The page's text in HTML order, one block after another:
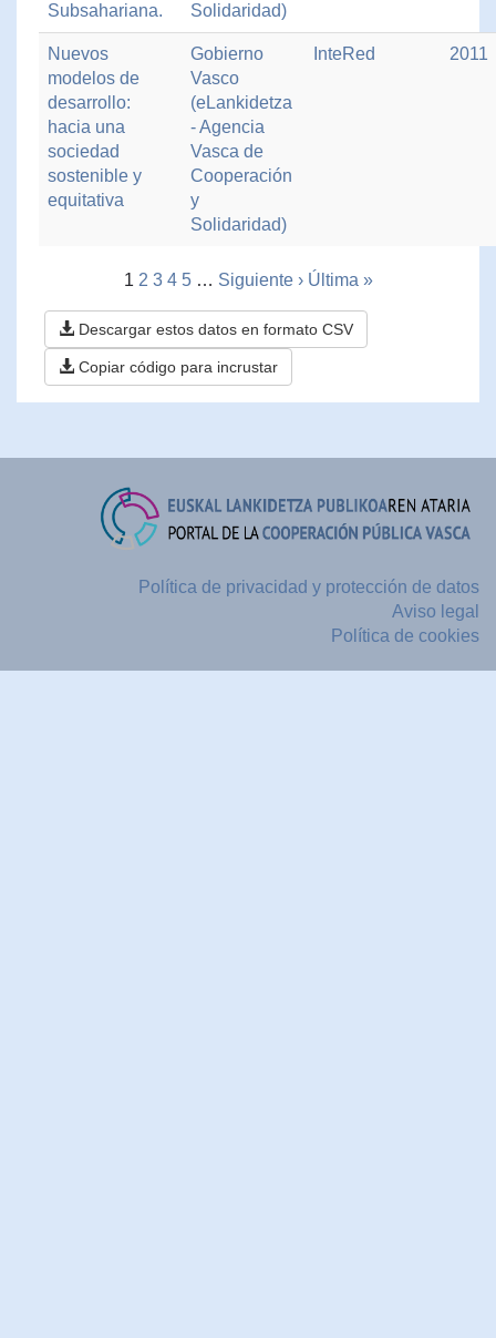
Subsahariana.
Solidaridad)
Nuevos
modelos de
desarrollo:
hacia una
sociedad
sostenible y
equitativa
Gobierno
Vasco
(eLankidetza
- Agencia
Vasca de
Cooperación
y
Solidaridad)
InteRed 2011
1 2 3 4 5 … Siguiente › Última »
Descargar estos datos en formato CSV
Copiar código para incrustar
Política de privacidad y protección de datos
Aviso legal
Política de cookies